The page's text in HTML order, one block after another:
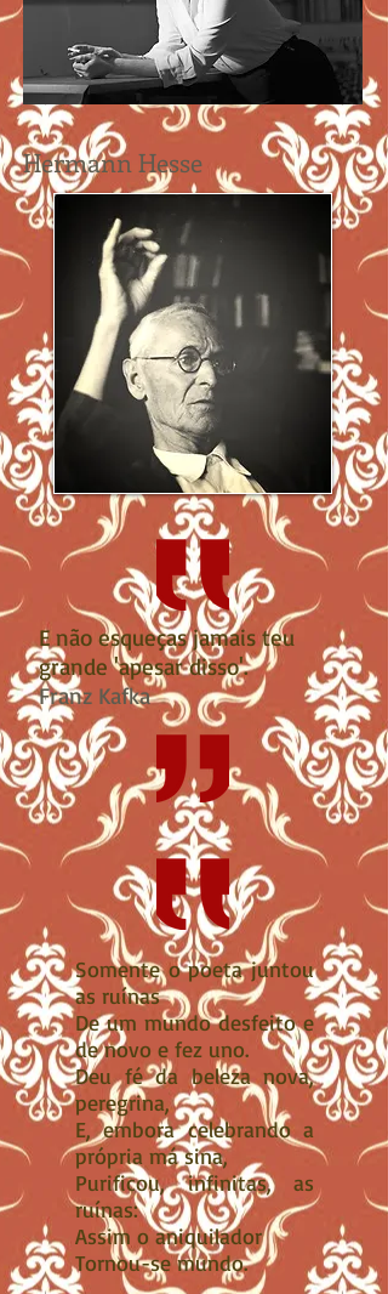
Hermann Hesse
E não esqueças jamais teu
grande 'apesar disso'.
Franz Kafka
Somente o poeta juntou
as ruínas
De um mundo desfeito e
de novo e fez uno.
Deu fé da beleza nova,
peregrina,
E, embora celebrando a
própria má sina,
Purificou, infinitas, as
ruínas:
Assim o aniquilador
Tornou-se mundo.